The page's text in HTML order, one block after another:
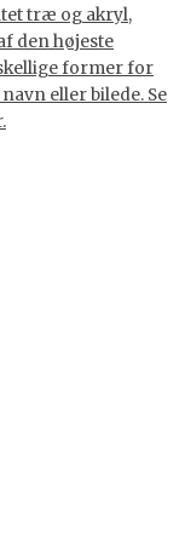
træ og akryl,
den højeste
former for
eller bilede. Se